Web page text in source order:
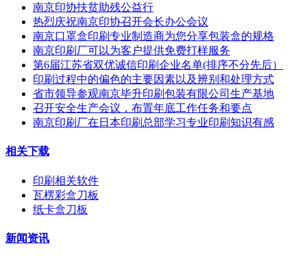
南京印协扶贫助残公益行
热烈庆祝南京印协召开会长办公会议
南京口罩盒印刷专业制造商为您分享包装盒的规格
南京印刷厂可以为客户提供免费打样服务
第6届江苏省双优诚信印刷企业名单(排序不分先后）
印刷过程中的偏色的主要因素以及辨别和处理方式
省市领导参观南京毕升印刷包装有限公司生产基地
召开安全生产会议，布置年底工作任务和要点
南京印刷厂在日本印刷总部学习专业印刷知识有感
相关下载
印刷相关软件
瓦楞彩盒刀板
纸卡盒刀板
新闻资讯